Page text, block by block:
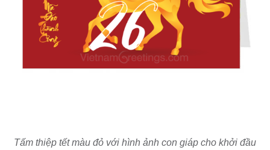
Tấm thiệp tết màu đỏ với hình ảnh con giáp cho khởi đầu